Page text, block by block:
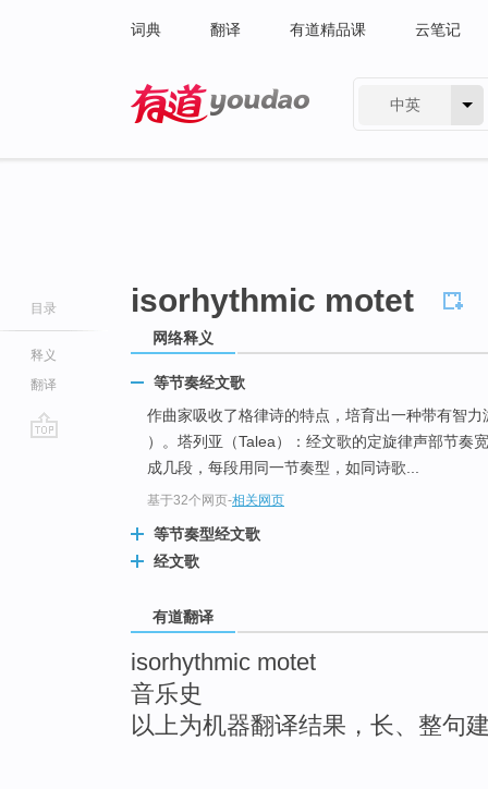
词典 翻译 有道精品课 云笔记
中英
目录
释义
翻译
isorhythmic motet
网络释义
等节奏经文歌
作曲家吸收了格律诗的特点，培育出一种带有智
）。塔列亚（Talea）：经文歌的定旋律声部节奏
成几段，每段用同一节奏型，如同诗歌...
基于32个网页-相关网页
等节奏型经文歌
经文歌
有道翻译
isorhythmic motet
音乐史
以上为机器翻译结果，长、整句